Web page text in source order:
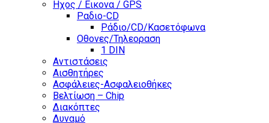
Ηχος / Εικονα / GPS
Ραδιο-CD
Ράδιο/CD/Κασετόφωνα
Οθονες/Τηλεοραση
1 DIN
Αντιστάσεις
Αισθητήρες
Ασφάλειες-Ασφαλειοθήκες
Βελτίωση – Chip
Διακόπτες
Δυναμό